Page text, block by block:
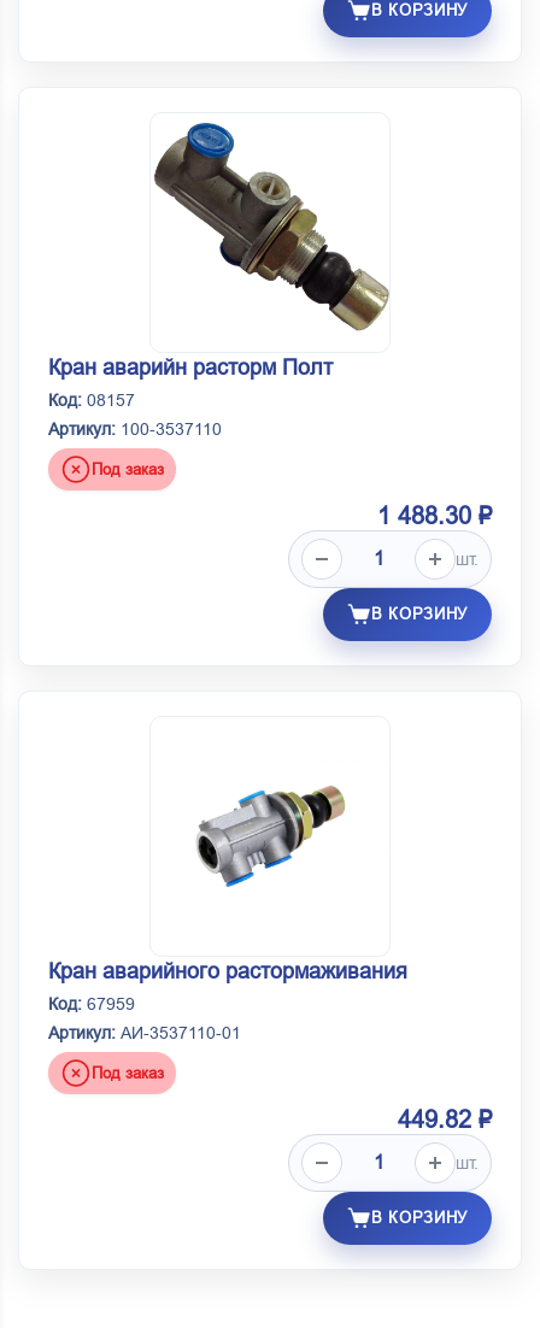
В КОРЗИНУ
Кран аварийн расторм Полт
Код: 08157
Артикул: 100-3537110
Под заказ
1 488.30 ₽
шт.
В КОРЗИНУ
Кран аварийного растормаживания
Код: 67959
Артикул: АИ-3537110-01
Под заказ
449.82 ₽
шт.
В КОРЗИНУ